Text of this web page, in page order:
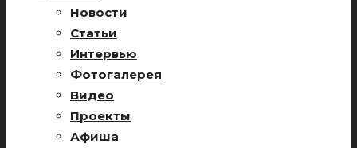
Новости
Статьи
Интервью
Фотогалерея
Видео
Проекты
Афиша